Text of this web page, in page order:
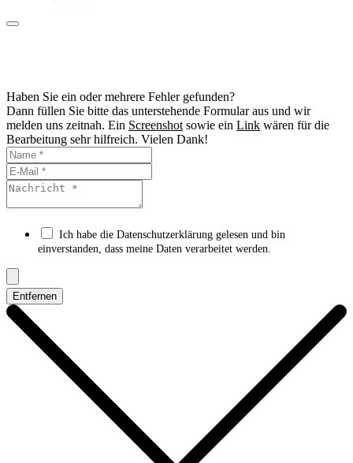
Haben Sie ein oder mehrere Fehler gefunden?
Dann füllen Sie bitte das unterstehende Formular aus und wir
melden uns zeitnah. Ein Screenshot sowie ein Link wären für die
Bearbeitung sehr hilfreich. Vielen Dank!
Ich habe die Datenschutzerklärung gelesen und bin
einverstanden, dass meine Daten verarbeitet werden.
Entfernen